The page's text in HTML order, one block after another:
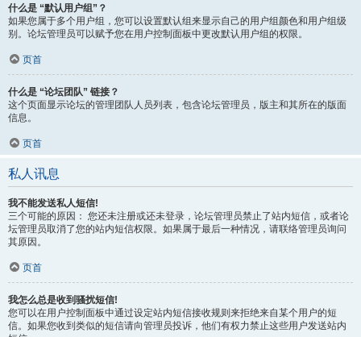
什么是 “默认用户组”？
如果您属于多个用户组，您可以设置默认组来显示自己的用户组颜色和用户组级
别。论坛管理员可以赋予您在用户控制面板中更改默认用户组的权限。
页首
什么是 “论坛团队” 链接？
这个页面显示论坛的管理团队人员列表，包含论坛管理员，版主和其所在的版面
信息。
页首
私人讯息
我不能发送私人短信!
三个可能的原因： 您还未注册或还未登录，论坛管理员禁止了站内短信，或者论
坛管理员取消了您的站内短信权限。如果属于最后一种情况，请联络管理员询问
其原因。
页首
我怎么总是收到骚扰短信!
您可以在用户控制面板中通过设定站内短信接收规则来拒绝来自某个用户的短
信。如果您收到类似的短信请向管理员投诉，他们有权力禁止这些用户发送站内